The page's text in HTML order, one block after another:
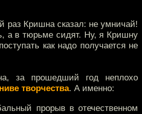
раз Кришна сказал: не умничай!
а в тюрьме сидят. Ну, я Кришну
как надо получается не
за прошедший год неплохо
творчества. А именно:
прорыв в отечественном